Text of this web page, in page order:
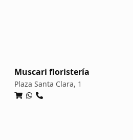
Muscari floristería
Plaza Santa Clara, 1